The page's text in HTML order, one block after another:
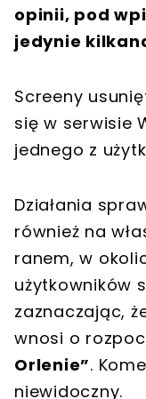
opinii, pod
jedynie
Screeny
się w serwisie
jednego z
Działania
również na
ranem, w
użytkowników
zaznaczając,
wnosi o
Orlenie”.
niewidoczny.